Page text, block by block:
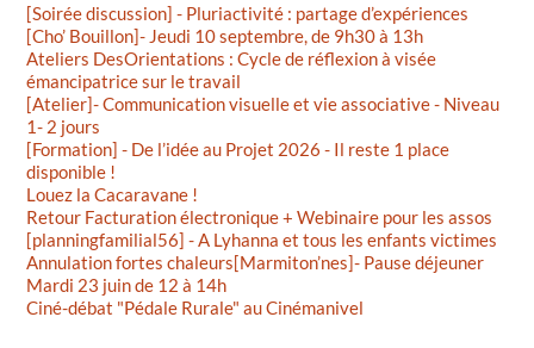
[Soirée discussion] - Pluriactivité : partage d’expériences
[Cho’ Bouillon]- Jeudi 10 septembre, de 9h30 à 13h
Ateliers DesOrientations : Cycle de réflexion à visée
émancipatrice sur le travail
[Atelier]- Communication visuelle et vie associative - Niveau
1- 2 jours
[Formation] - De l’idée au Projet 2026 - Il reste 1 place
disponible !
Louez la Cacaravane !
Retour Facturation électronique + Webinaire pour les assos
[planningfamilial56] - A Lyhanna et tous les enfants victimes
Annulation fortes chaleurs[Marmiton’nes]- Pause déjeuner
Mardi 23 juin de 12 à 14h
Ciné-débat "Pédale Rurale" au Cinémanivel